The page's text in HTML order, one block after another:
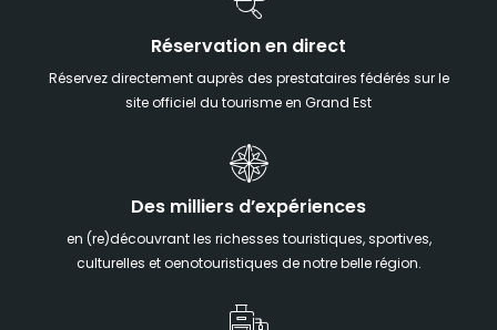
Réservation en direct
Réservez directement auprès des prestataires fédérés sur le
site officiel du tourisme en Grand Est
Des milliers d’expériences
en (re)découvrant les richesses touristiques, sportives,
culturelles et oenotouristiques de notre belle région.